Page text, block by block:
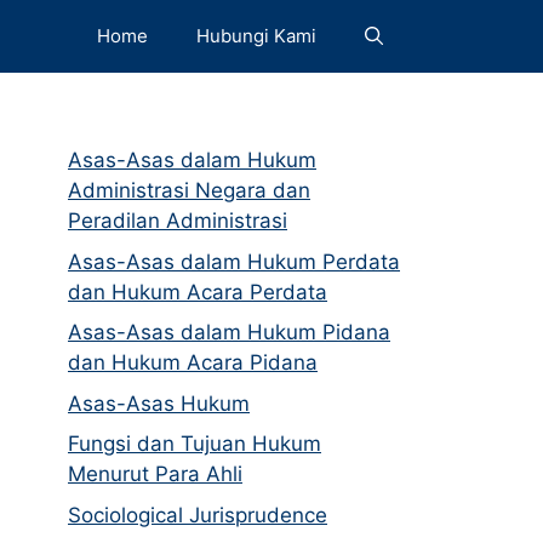
Home Hubungi Kami
Asas-Asas dalam Hukum
Administrasi Negara dan
Peradilan Administrasi
Asas-Asas dalam Hukum Perdata
dan Hukum Acara Perdata
Asas-Asas dalam Hukum Pidana
dan Hukum Acara Pidana
Asas-Asas Hukum
Fungsi dan Tujuan Hukum
Menurut Para Ahli
Sociological Jurisprudence